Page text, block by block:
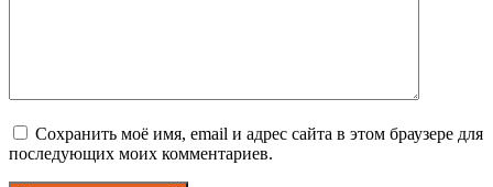
Сохранить моё имя, email и адрес сайта в этом браузере для
последующих моих комментариев.